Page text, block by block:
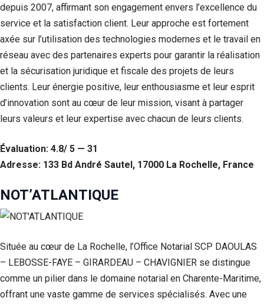
depuis 2007, affirmant son engagement envers l’excellence du
service et la satisfaction client. Leur approche est fortement
axée sur l’utilisation des technologies modernes et le travail en
réseau avec des partenaires experts pour garantir la réalisation
et la sécurisation juridique et fiscale des projets de leurs
clients. Leur énergie positive, leur enthousiasme et leur esprit
d’innovation sont au cœur de leur mission, visant à partager
leurs valeurs et leur expertise avec chacun de leurs clients.
Évaluation: 4.8/ 5 — 31
Adresse: 133 Bd André Sautel, 17000 La Rochelle, France
NOT’ATLANTIQUE
Située au cœur de La Rochelle, l’Office Notarial SCP DAOULAS
– LEBOSSE-FAYE – GIRARDEAU – CHAVIGNIER se distingue
comme un pilier dans le domaine notarial en Charente-Maritime,
offrant une vaste gamme de services spécialisés. Avec une
Si vous
refusez ces
certaines
fonctionnalités
du site Web.
Marketing
votre
comportement
site, vous
chances de
offres
personnalisés.